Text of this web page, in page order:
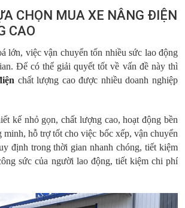
CHỌN MUA XE NÂNG ĐIỆN
CAO
lớn, việc vận chuyển tốn nhiều sức lao động
Để có thể giải quyết tốt về vấn đề này thì
chất lượng cao được nhiều doanh nghiệp
kế nhỏ gọn, chất lượng cao, hoạt động bền
minh, hỗ trợ tốt cho việc bốc xếp, vận chuyển
định trong thời gian nhanh chóng, tiết kiệm
sức của người lao động, tiết kiệm chi phí